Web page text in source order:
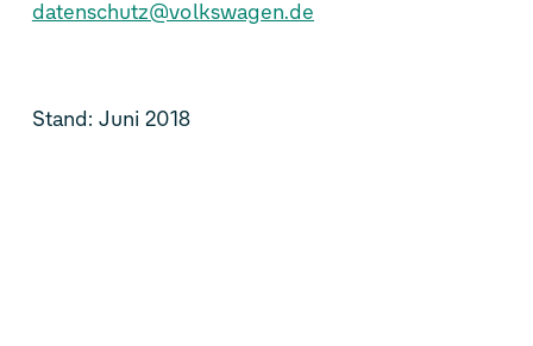
datenschutz@volkswagen.de
Stand: Juni 2018